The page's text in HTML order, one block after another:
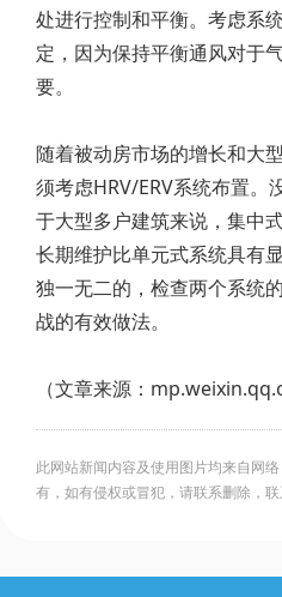
处进行控制和平衡。考虑系
定，因为保持平衡通风对于
要。
随着被动房市场的增长和大
须考虑HRV/ERV系统布置。
于大型多户建筑来说，集中
长期维护比单元式系统具有
独一无二的，检查两个系统
战的有效做法。
（文章来源：
此网站新闻内容及使用图片均来自网
有，如有侵权或冒犯，请联系删除，